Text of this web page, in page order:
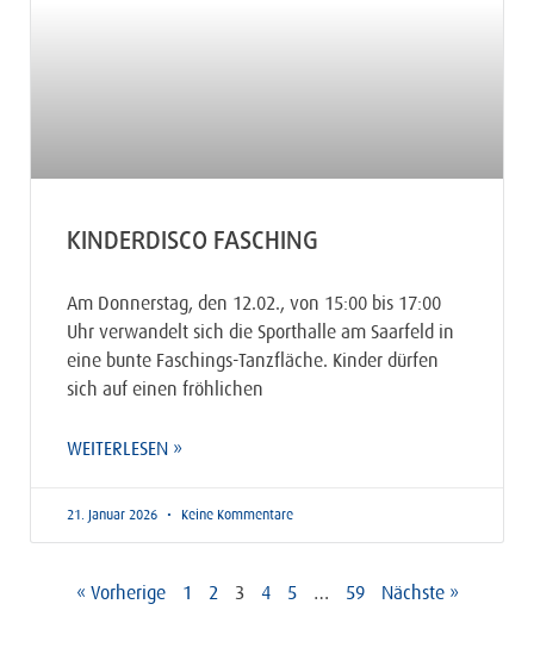
KINDERDISCO FASCHING
Am Donnerstag, den 12.02., von 15:00 bis 17:00
Uhr verwandelt sich die Sporthalle am Saarfeld in
eine bunte Faschings-Tanzfläche. Kinder dürfen
sich auf einen fröhlichen
WEITERLESEN »
21. Januar 2026 Keine Kommentare
« Vorherige 1 2 3 4 5 … 59 Nächste »